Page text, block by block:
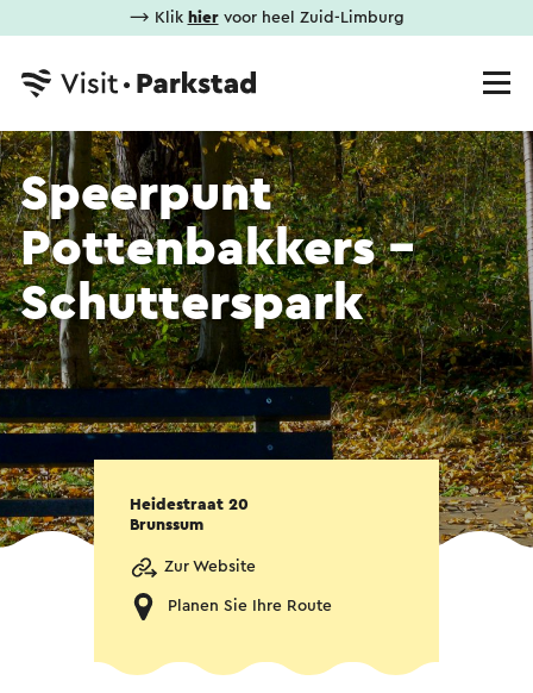
⟶ Klik hiervoor heel Zuid-Limburg
Speerpunt
Pottenbakkers -
Schutterspark
Heidestraat 20
Brunssum
Zur Website
Planen Sie Ihre Route